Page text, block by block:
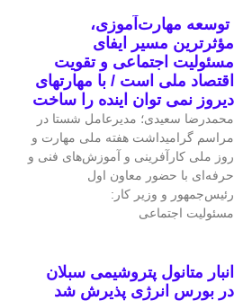
توسعه مهارت‌آموزی،
مؤثرترین مسیر ایفای
مسئولیت اجتماعی و تقویت
اقتصاد ملی است / با مهارتهای
دیروز نمی توان اینده را ساخت
محمدرضا سعیدی؛ مدیرعامل شستا در
مراسم گرامیداشت هفته ملی مهارت و
روز ملی کارآفرینی و آموزش‌های فنی و
حرفه‌ای با حضور معاون اول
رئیس‌جمهور و وزیر کار:
مسئولیت اجتماعی
انبار متانول پتروشیمی سبلان
در بورس انرژی پذیرش شد